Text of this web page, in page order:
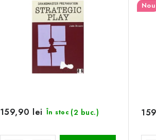
În stoc (2 buc.)
159,90 lei
Nou